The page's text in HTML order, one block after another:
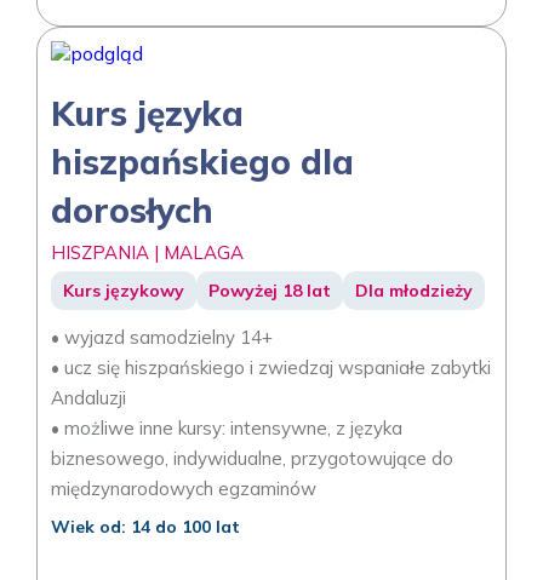
Kurs języka
hiszpańskiego dla
dorosłych
HISZPANIA | MALAGA
Kurs językowy Powyżej 18 lat Dla młodzieży
• wyjazd samodzielny 14+
• ucz się hiszpańskiego i zwiedzaj wspaniałe zabytki
Andaluzji
• możliwe inne kursy: intensywne, z języka
biznesowego, indywidualne, przygotowujące do
międzynarodowych egzaminów
Wiek od: 14 do 100 lat